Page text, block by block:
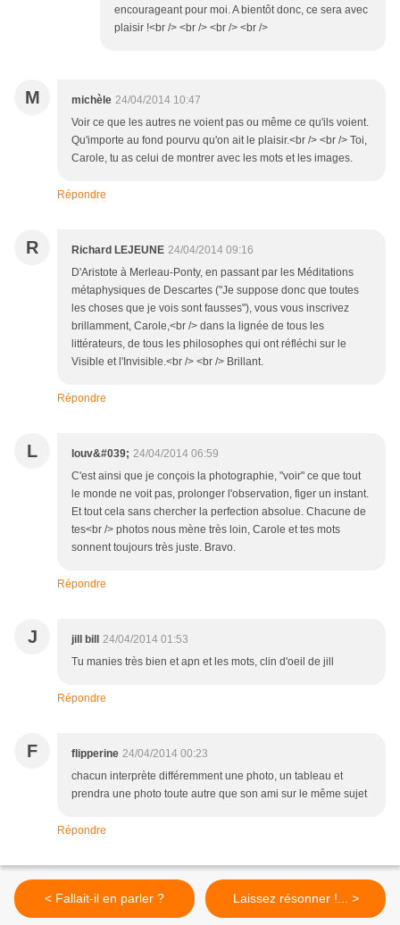
encourageant pour moi. A bientôt donc, ce sera avec
plaisir !<br /> <br /> <br /> <br />
M michèle 24/04/2014 10:47
Voir ce que les autres ne voient pas ou même ce qu'ils voient.
Qu'importe au fond pourvu qu'on ait le plaisir.<br /> <br /> Toi,
Carole, tu as celui de montrer avec les mots et les images.
Répondre
R Richard LEJEUNE 24/04/2014 09:16
D'Aristote à Merleau-Ponty, en passant par les Méditations
métaphysiques de Descartes ("Je suppose donc que toutes
les choses que je vois sont fausses"), vous vous inscrivez
brillamment, Carole,<br /> dans la lignée de tous les
littérateurs, de tous les philosophes qui ont réfléchi sur le
Visible et l'Invisible.<br /> <br /> Brillant.
Répondre
L louv&#039; 24/04/2014 06:59
C'est ainsi que je conçois la photographie, "voir" ce que tout
le monde ne voit pas, prolonger l'observation, figer un instant.
Et tout cela sans chercher la perfection absolue. Chacune de
tes<br /> photos nous mène très loin, Carole et tes mots
sonnent toujours très juste. Bravo.
Répondre
J jill bill
24/04/2014 01:53
Tu manies très bien et apn et les mots, clin d'oeil de jill
Répondre
F flipperine 24/04/2014 00:23
chacun interprète différemment une photo, un tableau et
prendra une photo toute autre que son ami sur le même sujet
Répondre
< Fallait-il en parler ? Laissez résonner !... >